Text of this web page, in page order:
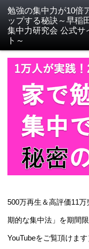
500万再生＆高評価11
期的な集中法」を期間
YouTubeをご覧頂けます